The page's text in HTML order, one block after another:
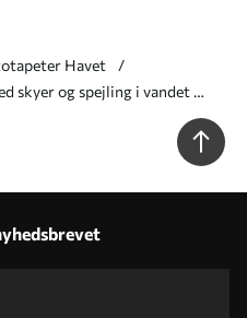
Havet
skyer og spejling i vandet Nr.